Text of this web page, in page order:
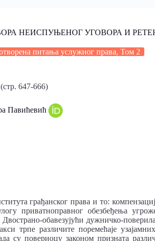
НЕИСПУЊЕНОГ УГОВОРА И
питања услужног права, Том 2
647-666)
Павићевић
грађанског права и то:
приватноправног обезбеђења
обавезујући дужничко-
трпе различите поремећаје
су повериоцу законом призната